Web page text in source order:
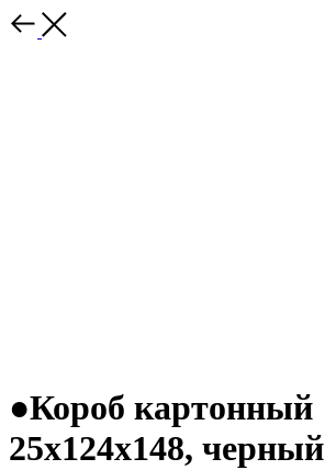
●Короб картонный
25х124х148, черный